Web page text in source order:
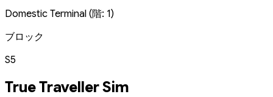
Domestic Terminal (階: 1)
ブロック
S5
True Traveller Sim